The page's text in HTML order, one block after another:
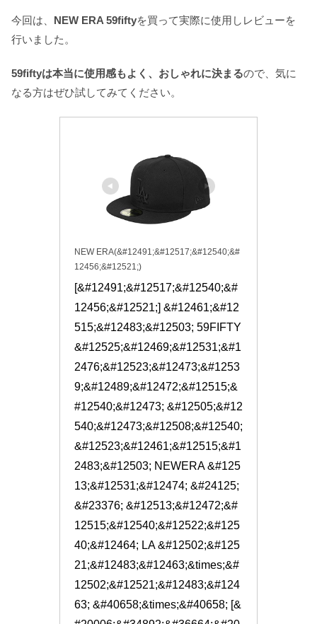
今回は、 NEW ERA 59fiftyを買って実際に使用しレビューを
行いました。
59fiftyは本当に使用感もよく、おしゃれに決まるので、気に
なる方はぜひ試してみてください。
NEW ERA(&#12491;&#12517;&#12540;&#
12456;&#12521;)
[&#12491;&#12517;&#12540;&#
12456;&#12521;] &#12461;&#12
515;&#12483;&#12503; 59FIFTY
&#12525;&#12469;&#12531;&#1
2476;&#12523;&#12473;&#1253
9;&#12489;&#12472;&#12515;&
#12540;&#12473; &#12505;&#12
540;&#12473;&#12508;&#12540;
&#12523;&#12461;&#12515;&#1
2483;&#12503; NEWERA &#125
13;&#12531;&#12474; &#24125;
&#23376; &#12513;&#12472;&#
12515;&#12540;&#12522;&#125
40;&#12464; LA &#12502;&#125
21;&#12483;&#12463;&times;&#
12502;&#12521;&#12483;&#124
63; &#40658;&times;&#40658; [&